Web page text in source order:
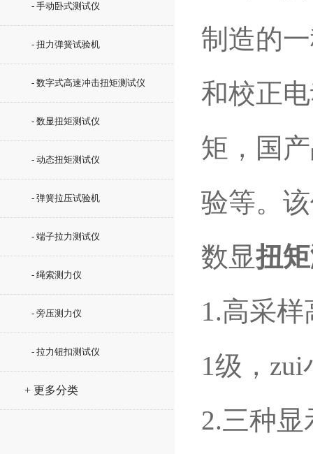
- 手动卧式测试仪
- 扭力弹簧试验机
- 数字式高速冲击扭矩测试仪
- 数显扭矩测试仪
- 动态扭矩测试仪
- 弹簧拉压试验机
- 端子拉力测试仪
- 绳索测力仪
- 旁压测力仪
- 拉力钮扣测试仪
+ 更多分类
制造的
和校正
矩，国
验等。
数显扭
1.高采
1级，zui
2.三种